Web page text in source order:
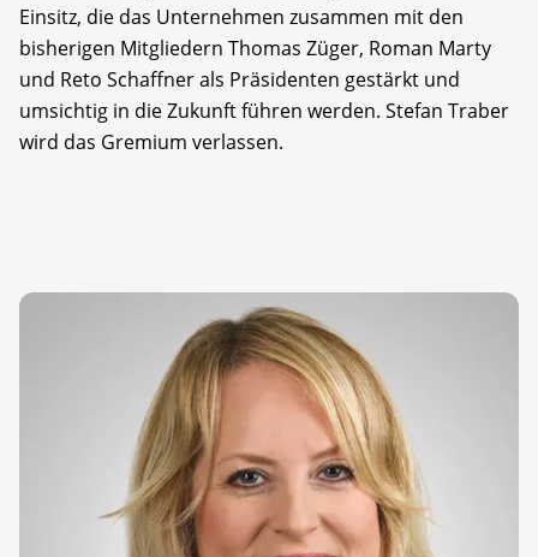
Einsitz, die das Unternehmen zusammen mit den
bisherigen Mitgliedern Thomas Züger, Roman Marty
und Reto Schaffner als Präsidenten gestärkt und
umsichtig in die Zukunft führen werden. Stefan Traber
wird das Gremium verlassen.